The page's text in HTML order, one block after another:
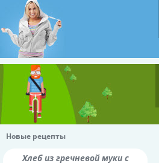
Новые рецепты
Хлеб из гречневой муки с